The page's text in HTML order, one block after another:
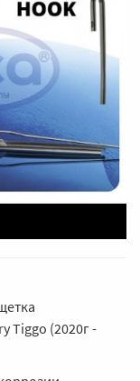
Tiggo (2020г -